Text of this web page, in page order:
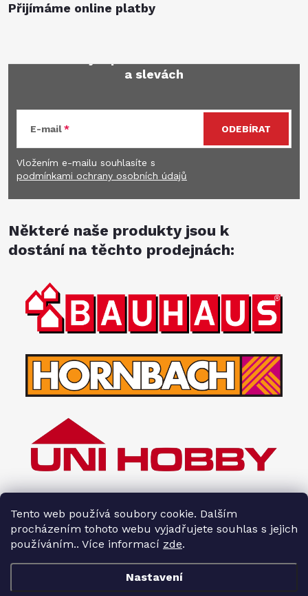
Tento web používá soubory cookie. Dalším
procházením tohoto webu vyjadřujete souhlas s jejich
používáním.. Více informací zde.
Nastavení
Přijímáme online platby
a slevách
E-mail
Vložením e-mailu souhlasíte s
podmínkami ochrany osobních údajů
ODEBÍRAT
Některé naše produkty jsou k
dostání na těchto prodejnách: